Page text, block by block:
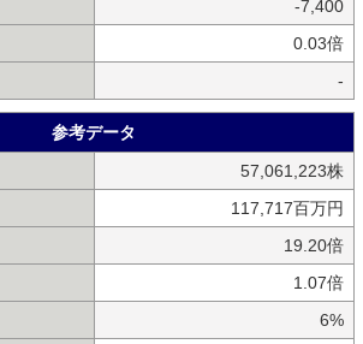
-7,400
0.03倍
-
参考データ
57,061,223株
117,717百万円
19.20倍
1.07倍
6%